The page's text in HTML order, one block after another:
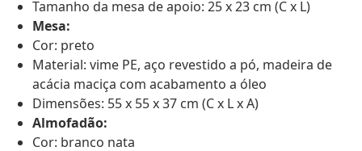
Tamanho da mesa de apoio: 25 x 23 cm (C x L)
Mesa:
Cor: preto
Material: vime PE, aço revestido a pó, madeira de
acácia maciça com acabamento a óleo
Dimensões: 55 x 55 x 37 cm (C x L x A)
Almofadão:
Cor: branco nata